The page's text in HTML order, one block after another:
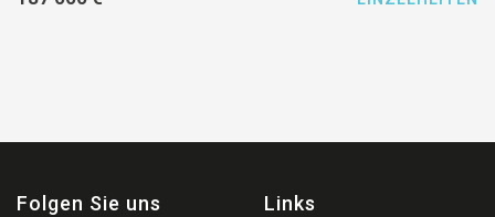
Folgen Sie uns Links